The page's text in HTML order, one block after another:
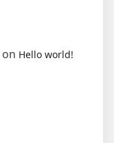
on Hello world!